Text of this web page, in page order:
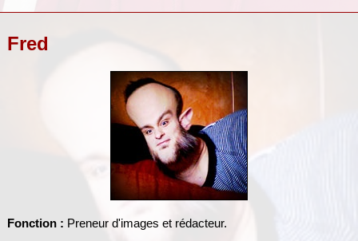
Fred
Fonction : Preneur d'images et rédacteur.